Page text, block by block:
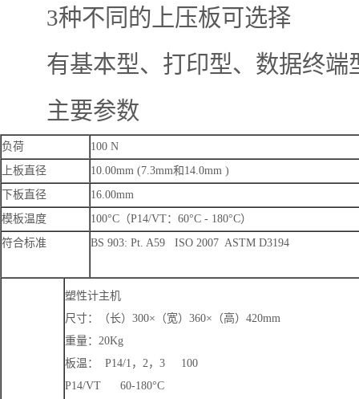
3种不同的上压板可选择
有基本型、打印型、数据终端
主要参数
负荷
100 N
上板直径
10.00mm (7.3mm和14.0mm )
下板直径
16.00mm
模板温度
100°C（P14/VT：60°C - 180°C）
符合标准
BS 903: Pt. A59 ISO 2007 ASTM D3194
塑性计主机
尺寸：（长）300×（宽）360×（高）420mm
重量：20Kg
板温： P14/1，2，3 100
P14/VT 60-180°C